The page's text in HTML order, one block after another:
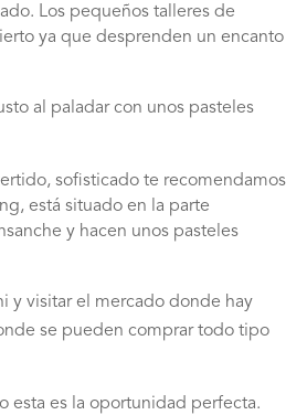
Los pequeños talleres de
ya que desprenden un encanto
al paladar con unos pasteles
sofisticado te recomendamos
está situado en la parte
y hacen unos pasteles
y visitar el mercado donde hay
se pueden comprar todo tipo
esta es la oportunidad perfecta.